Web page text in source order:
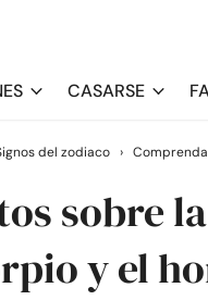
CASARSE
del zodiaco ›
sobre
y el